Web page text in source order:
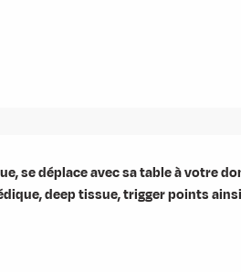
se déplace avec sa table à votre
deep tissue, trigger points